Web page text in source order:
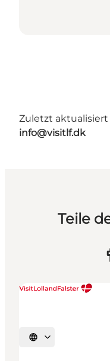
Zuletzt aktualisiert
info@visitlf.dk
Teile
Sprache auswählen